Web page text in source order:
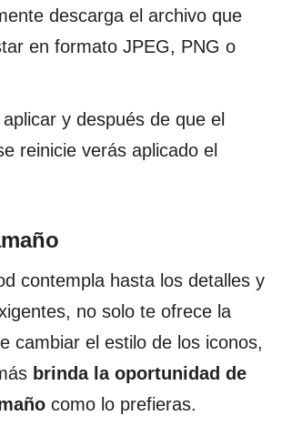
descarga el archivo que
en formato JPEG, PNG o
y después de que el
reinicie verás aplicado el
contempla hasta los detalles y
no solo te ofrece la
cambiar el estilo de los iconos,
brinda la oportunidad de
como lo prefieras.